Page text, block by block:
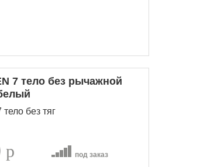
7 тело без рычажной
без тяг
p под заказ